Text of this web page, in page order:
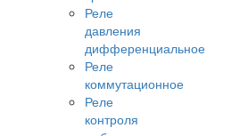
Реле
давления
дифференциальное
Реле
коммутационное
Реле
контроля